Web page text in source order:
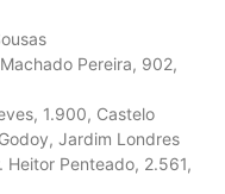
Pereira, 902,
1.900, Castelo
Jardim Londres
Heitor Penteado, 2.561,